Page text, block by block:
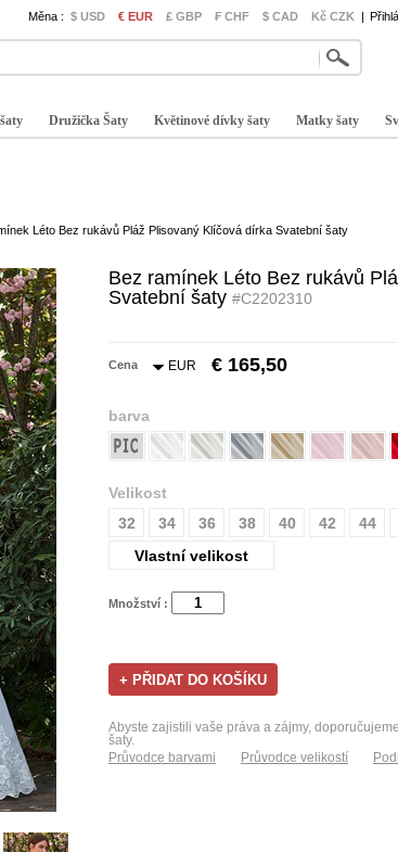
Měna : $ USD € EUR £ GBP ₣ CHF $ CAD Kč CZK |
Družička Šaty Květinové dívky šaty Matky šaty
Léto Bez rukávů Pláž Plisovaný Klíčová dírka Svatební šaty
Bez ramínek Léto Bez rukávů
Svatební šaty #C2202310
Cena EUR € 165,50
barva
Velikost
32
34 36 38 40 42 44
Vlastní velikost
Množství :
Abyste zajistili vaše práva a zájmy,
šaty.
Průvodce barvami
Průvodce velikostí